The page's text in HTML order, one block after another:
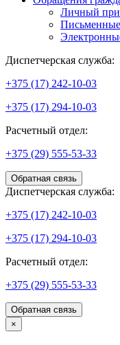
Личный
Диспетчерская служба:
+375 (17) 242-10-03
+375 (17) 294-10-03
Расчетный отдел:
+375 (29) 555-53-33
Обратная связь
Диспетчерская служба:
+375 (17) 242-10-03
+375 (17) 294-10-03
Расчетный отдел:
+375 (29) 555-53-33
Обратная связь
×